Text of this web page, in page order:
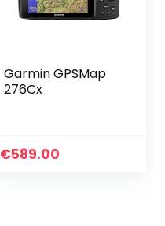
Garmin GPSMap
276Cx
€589.00